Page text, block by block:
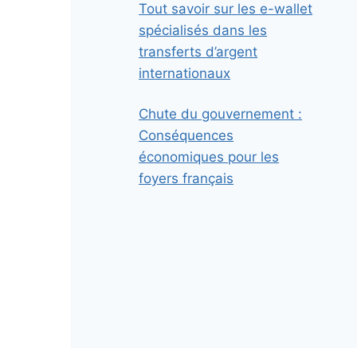
Tout savoir sur les e-wallet
spécialisés dans les
transferts d’argent
internationaux
Chute du gouvernement :
Conséquences
économiques pour les
foyers français